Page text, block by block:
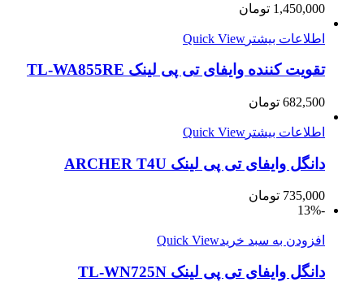
1,450,000 تومان
اطلاعات بیشتر Quick View
تقویت کننده وایفای تی پی لینک TL-WA855RE
682,500 تومان
اطلاعات بیشتر Quick View
دانگل وایفای تی پی لینک ARCHER T4U
735,000 تومان
-13%
افزودن به سبد خریدQuick View
دانگل وایفای تی پی لینک TL-WN725N